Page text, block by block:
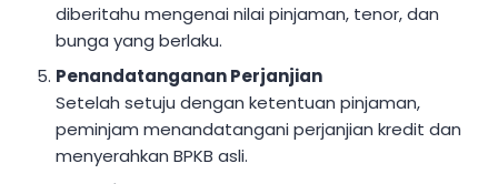
diberitahu mengenai nilai pinjaman, tenor, dan
bunga yang berlaku.
Penandatanganan Perjanjian
Setelah setuju dengan ketentuan pinjaman,
peminjam menandatangani perjanjian kredit dan
menyerahkan BPKB asli.